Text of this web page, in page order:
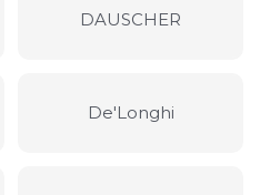
DAUSCHER
De'Longhi